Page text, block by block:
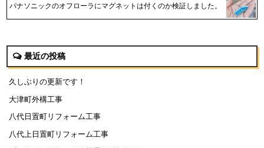
パナソニックのオフローラにマグネットは付くのか検証しました。
最近の投稿
久しぶりの更新です！
大津町外構工事
八代日置町リフォーム工事
八代上日置町リフォーム工事